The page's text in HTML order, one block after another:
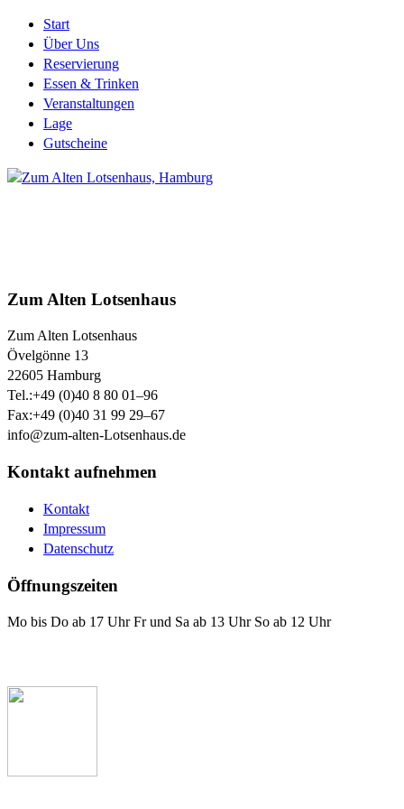
Start
Über Uns
Reservierung
Essen & Trinken
Veranstaltungen
Lage
Gutscheine
Zum Alten Lotsenhaus
Zum Alten Lotsenhaus
Övelgönne 13
22605 Hamburg
Tel.:+49 (0)40 8 80 01–96
Fax:+49 (0)40 31 99 29–67
info@zum-alten-Lotsenhaus.de
Kontakt aufnehmen
Kontakt
Impressum
Datenschutz
Öffnungszeiten
Mo bis Do ab 17 Uhr Fr und Sa ab 13 Uhr So ab 12 Uhr